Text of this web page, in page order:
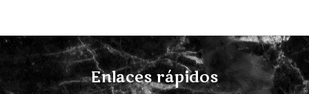
Enlaces rápidos